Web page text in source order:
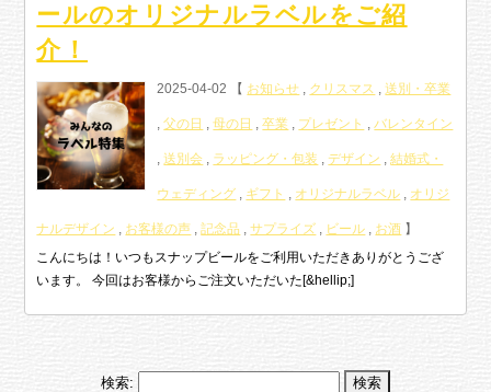
ールのオリジナルラベルをご紹
介！
2025-04-02 【 お知らせ , クリスマス ,送別・卒業
,父の日 ,母の日 ,卒業 , プレゼント ,バレンタイン
,送別会 , ラッピング・包装 ,デザイン ,結婚式・
ウェディング , ギフト , オリジナルラベル , オリジ
ナルデザイン , お客様の声 ,記念品 ,サプライズ , ビール , お酒 】
こんにちは！いつもスナップビールをご利用いただきありがとうござ
います。 今回はお客様からご注文いただいた[&hellip;]
検索: